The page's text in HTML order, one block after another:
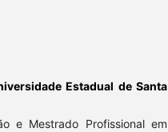
Estadual de Santa
e Mestrado Profissional em